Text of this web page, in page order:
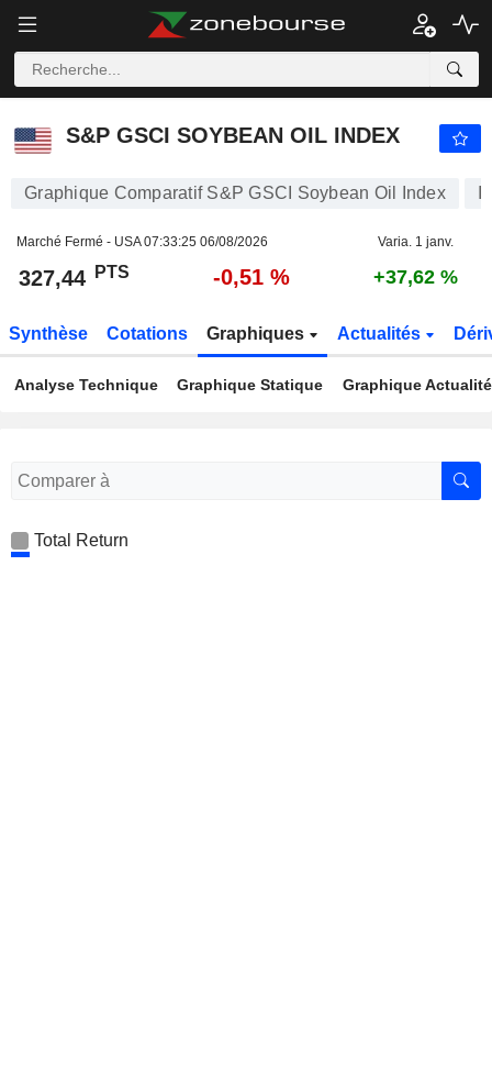
S&P GSCI SOYBEAN OIL INDEX
Graphique Comparatif S&P GSCI Soybean Oil Index
Marché Fermé - USA07:33:25 06/08/2026 Varia. 1 janv.
327,44 PTS -0,51 % +37,62 %
Synthèse Cotations Graphiques Actualités
Analyse Technique Graphique Statique Graphique
Total Return